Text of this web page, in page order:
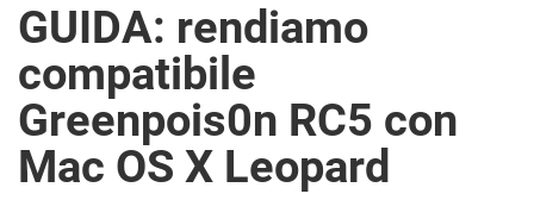
GUIDA: rendiamo
compatibile
Greenpois0n RC5 con
Mac OS X Leopard